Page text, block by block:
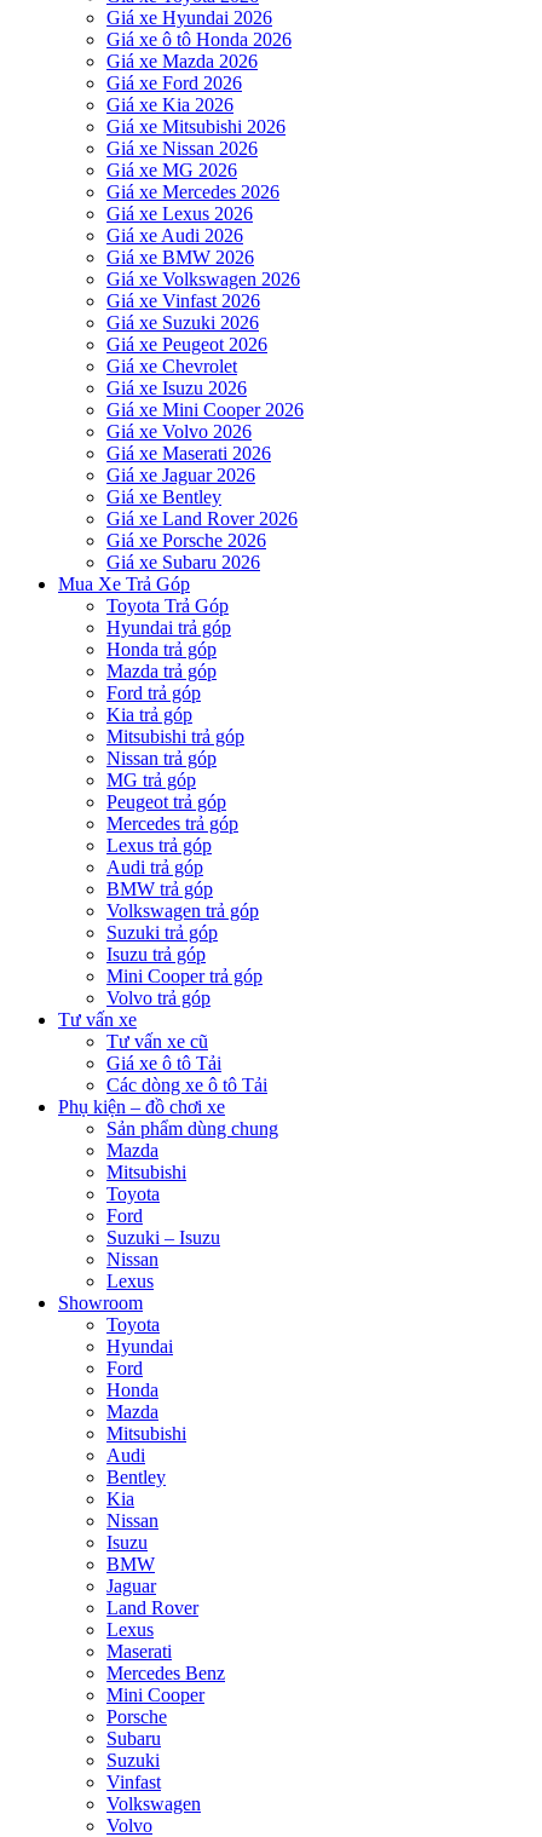
Giá xe Hyundai 2026
Giá xe ô tô Honda 2026
Giá xe Mazda 2026
Giá xe Ford 2026
Giá xe Kia 2026
Giá xe Mitsubishi 2026
Giá xe Nissan 2026
Giá xe MG 2026
Giá xe Mercedes 2026
Giá xe Lexus 2026
Giá xe Audi 2026
Giá xe BMW 2026
Giá xe Volkswagen 2026
Giá xe Vinfast 2026
Giá xe Suzuki 2026
Giá xe Peugeot 2026
Giá xe Chevrolet
Giá xe Isuzu 2026
Giá xe Mini Cooper 2026
Giá xe Volvo 2026
Giá xe Maserati 2026
Giá xe Jaguar 2026
Giá xe Bentley
Giá xe Land Rover 2026
Giá xe Porsche 2026
Giá xe Subaru 2026
Mua Xe Trả Góp
Toyota Trả Góp
Hyundai trả góp
Honda trả góp
Mazda trả góp
Ford trả góp
Kia trả góp
Mitsubishi trả góp
Nissan trả góp
MG trả góp
Peugeot trả góp
Mercedes trả góp
Lexus trả góp
Audi trả góp
BMW trả góp
Volkswagen trả góp
Suzuki trả góp
Isuzu trả góp
Mini Cooper trả góp
Volvo trả góp
Tư vấn xe
Tư vấn xe cũ
Giá xe ô tô Tải
Các dòng xe ô tô Tải
Phụ kiện – đồ chơi xe
Sản phẩm dùng chung
Mazda
Mitsubishi
Toyota
Ford
Suzuki – Isuzu
Nissan
Lexus
Showroom
Toyota
Hyundai
Ford
Honda
Mazda
Mitsubishi
Audi
Bentley
Kia
Nissan
Isuzu
BMW
Jaguar
Land Rover
Lexus
Maserati
Mercedes Benz
Mini Cooper
Porsche
Subaru
Suzuki
Vinfast
Volkswagen
Volvo